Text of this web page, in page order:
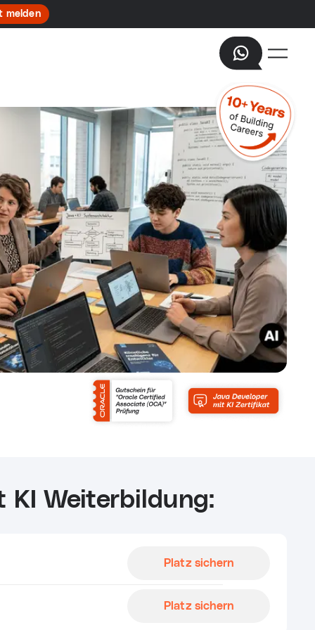
melden
KI Weiterbildung:
Platz sichern
Platz sichern